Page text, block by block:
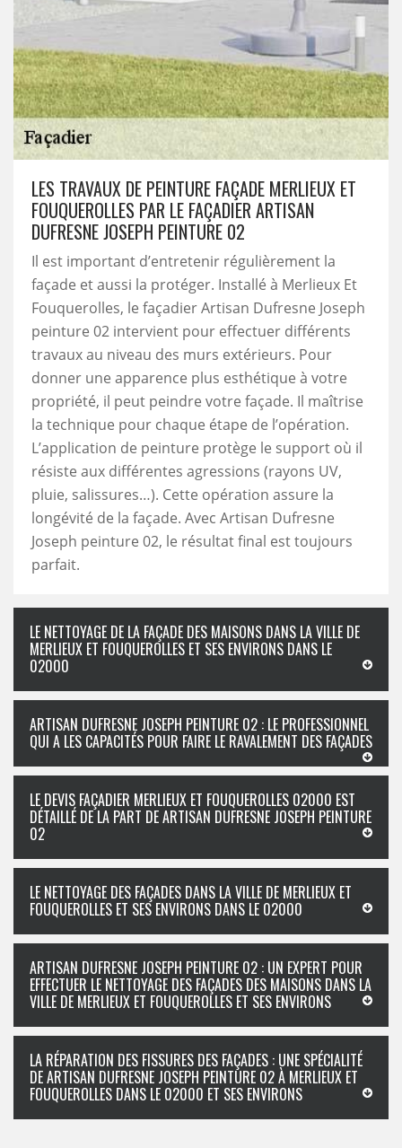
LES TRAVAUX DE PEINTURE FAÇADE MERLIEUX ET
FOUQUEROLLES PAR LE FAÇADIER ARTISAN
DUFRESNE JOSEPH PEINTURE 02
Il est important d’entretenir régulièrement la
façade et aussi la protéger. Installé à Merlieux Et
Fouquerolles, le façadier Artisan Dufresne Joseph
peinture 02 intervient pour effectuer différents
travaux au niveau des murs extérieurs. Pour
donner une apparence plus esthétique à votre
propriété, il peut peindre votre façade. Il maîtrise
la technique pour chaque étape de l’opération.
L’application de peinture protège le support où il
résiste aux différentes agressions (rayons UV,
pluie, salissures…). Cette opération assure la
longévité de la façade. Avec Artisan Dufresne
Joseph peinture 02, le résultat final est toujours
parfait.
LE NETTOYAGE DE LA FAÇADE DES MAISONS DANS LA VILLE DE
MERLIEUX ET FOUQUEROLLES ET SES ENVIRONS DANS LE
02000
ARTISAN DUFRESNE JOSEPH PEINTURE 02 : LE PROFESSIONNEL
QUI A LES CAPACITÉS POUR FAIRE LE RAVALEMENT DES FAÇADES
LE DEVIS FAÇADIER MERLIEUX ET FOUQUEROLLES 02000 EST
DÉTAILLÉ DE LA PART DE ARTISAN DUFRESNE JOSEPH PEINTURE
02
LE NETTOYAGE DES FAÇADES DANS LA VILLE DE MERLIEUX ET
FOUQUEROLLES ET SES ENVIRONS DANS LE 02000
ARTISAN DUFRESNE JOSEPH PEINTURE 02 : UN EXPERT POUR
EFFECTUER LE NETTOYAGE DES FAÇADES DES MAISONS DANS LA
VILLE DE MERLIEUX ET FOUQUEROLLES ET SES ENVIRONS
LA RÉPARATION DES FISSURES DES FAÇADES : UNE SPÉCIALITÉ
DE ARTISAN DUFRESNE JOSEPH PEINTURE 02 À MERLIEUX ET
FOUQUEROLLES DANS LE 02000 ET SES ENVIRONS